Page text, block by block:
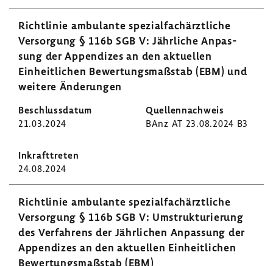
Richt­linie ambu­lante spezi­al­fach­ärzt­liche
Versor­gung § 116b SGB V: Jähr­liche Anpas­
sung der Appen­dizes an den aktu­ellen
Einheit­li­chen Bewer­tungs­maß­stab (EBM) und
weitere Ände­rungen
21.03.2024 BAnz AT 23.08.2024 B3
24.08.2024
Richt­linie ambu­lante spezi­al­fach­ärzt­liche
Versor­gung § 116b SGB V: Umstruk­tu­rie­rung
des Verfah­rens der Jähr­li­chen Anpas­sung der
Appen­dizes an den aktu­ellen Einheit­li­chen
Bewer­tungs­maß­stab (EBM)